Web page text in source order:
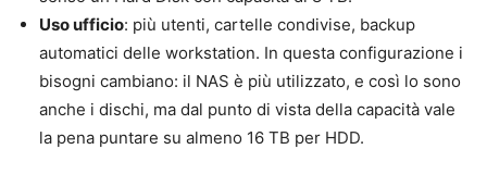
Uso ufficio: più utenti, cartelle condivise, backup
automatici delle workstation. In questa configurazione i
bisogni cambiano: il NAS è più utilizzato, e così lo sono
anche i dischi, ma dal punto di vista della capacità vale
la pena puntare su almeno 16 TB per HDD.